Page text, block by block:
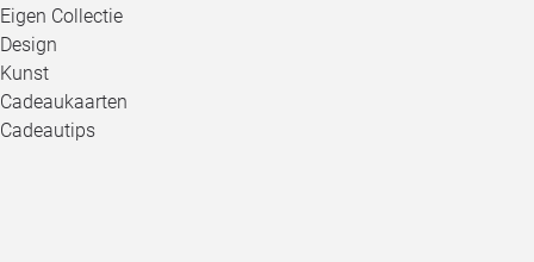
Eigen Collectie
Design
Kunst
Cadeaukaarten
Cadeautips